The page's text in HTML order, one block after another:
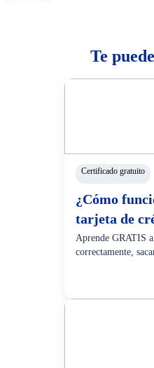
Te
Certificado gratuito
¿Cómo
tarjeta de
Aprende GRATIS
correctamente,